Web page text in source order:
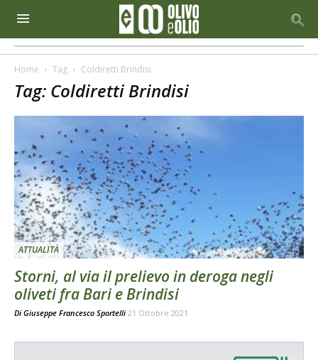
Home Tag Coldiretti Brindisi
Tag: Coldiretti Brindisi
ATTUALITÀ
Storni, al via il prelievo in deroga negli
oliveti fra Bari e Brindisi
Di Giuseppe Francesco Sportelli 21 Ottobre 2021